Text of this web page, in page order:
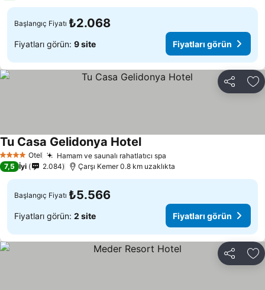
Başlangıç Fiyatı ₺2.068
Fiyatları görün: 9 site Fiyatları görün
Paylaş
4 Yıldız Otel Hamam ve saunalı rahatlatıcı spa
Tu Casa Gelidonya HotelFiyatları görün
7,5 İyi 2.084 Çarşı Kemer 0.8 km uzaklıkta
Başlangıç Fiyatı ₺5.566
Fiyatları görün: 2 site Fiyatları görün
Paylaş